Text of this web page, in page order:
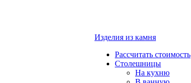
Изделия из камня
Рассчитать стоимость
Столешницы
На кухню